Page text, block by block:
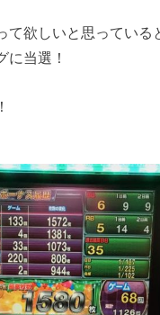
て欲しいと思っている
に当選！